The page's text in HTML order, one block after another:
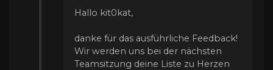
Hallo kit0kat,
danke für das ausführliche Feedback!
Wir werden uns bei der nächsten
Teamsitzung deine Liste zu Herzen